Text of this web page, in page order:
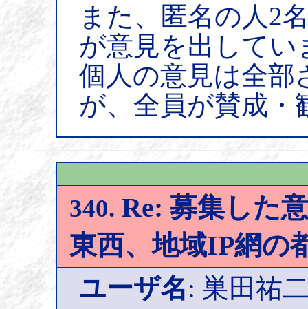
また、匿名の人2
が意見を出してい
個人の意見は全部
が、全員が賛成・
340. Re: 募集した
東西、地域IP網の
ユーザ名: 巣田祐